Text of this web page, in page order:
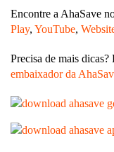
Encontre a AhaSave
Play, YouTube,
Precisa de mais dicas?
embaixador da